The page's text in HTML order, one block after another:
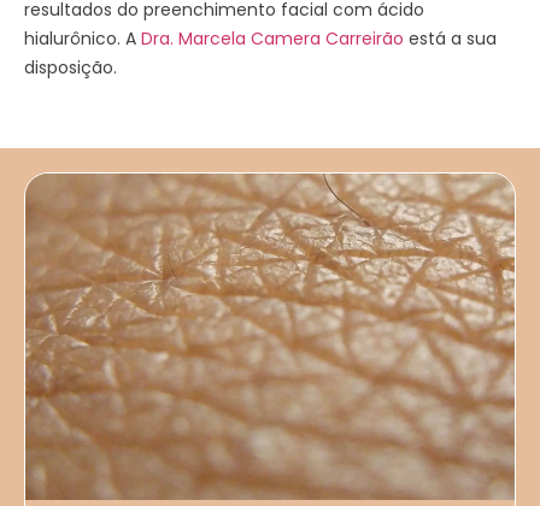
resultados do preenchimento facial com ácido
hialurônico. A Dra. Marcela Camera Carreirão está a sua
disposição.